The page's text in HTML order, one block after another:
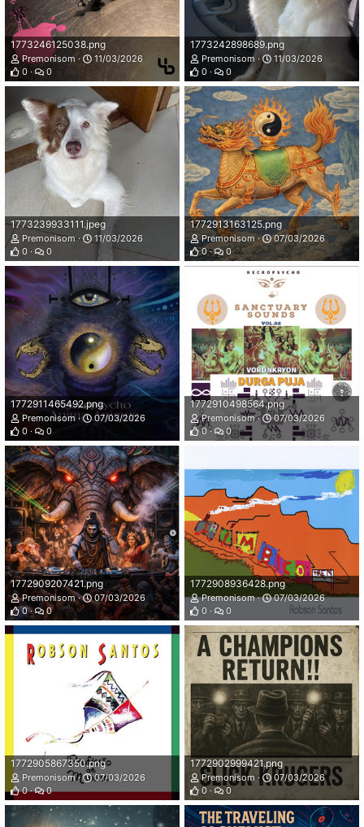
1773246125038.png
Premonisom
11/03/2026
0
0
1773242898689.png
Premonisom
11/03/2026
0
0
1773239933111.jpeg
Premonisom
11/03/2026
0
0
1772913163125.png
Premonisom
07/03/2026
0
0
1772911465492.png
Premonisom
07/03/2026
0
0
1772910498564.png
Premonisom
07/03/2026
0
0
1772909207421.png
Premonisom
07/03/2026
0
0
1772908936428.png
Premonisom
07/03/2026
0
0
1772905867350.png
Premonisom
07/03/2026
0
0
1772902999421.png
Premonisom
07/03/2026
0
0